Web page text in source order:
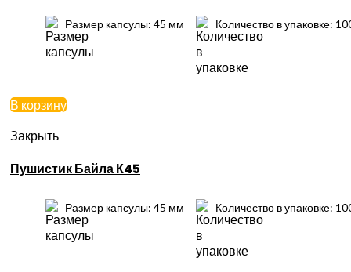
Размер капсулы: 45 мм Количество в упаковке:
В корзину
Закрыть
Пушистик Байла К45
Размер капсулы: 45 мм Количество в упаковке: